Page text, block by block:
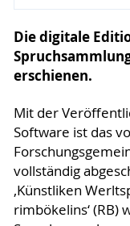
Die digitale
erschienen.
Mit der
Software ist das
vollständig
‚Künstliken
rimbökelins‘